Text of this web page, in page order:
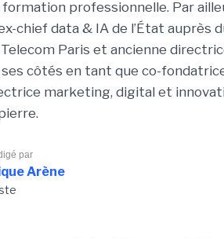
professionnelle. Par
chief data & IA de l’État auprès
Paris et ancienne
côtés en tant que co-
marketing, digital et
par
Arène